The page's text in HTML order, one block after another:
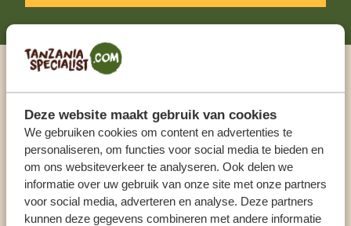
Deze website maakt gebruik van cookies
We gebruiken cookies om content en advertenties te
personaliseren, om functies voor social media te bieden en
om ons websiteverkeer te analyseren. Ook delen we
informatie over uw gebruik van onze site met onze partners
voor social media, adverteren en analyse. Deze partners
kunnen deze gegevens combineren met andere informatie
Praat met een expert
ONZE SPECIALISTEN STAAN VOOR JE KLAAR
NL: